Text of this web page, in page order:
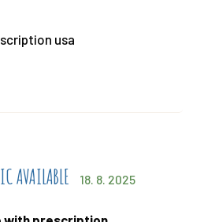
usa
AVAILABLE 18. 8. 2025